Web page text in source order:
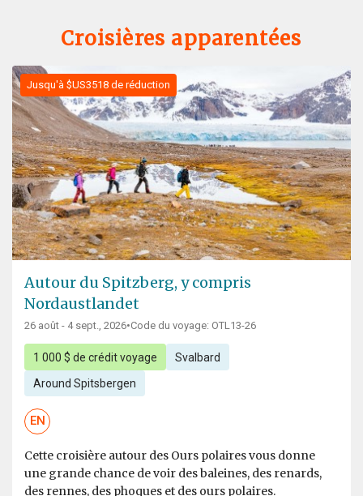
Croisières apparentées
Jusqu'à $US3518 de réduction
Autour du Spitzberg, y compris
Nordaustlandet
26 août - 4 sept., 2026•Code du voyage: OTL13-26
1 000 $ de crédit voyage Svalbard
Around Spitsbergen
EN
Cette croisière autour des Ours polaires vous donne
une grande chance de voir des baleines, des renards,
des rennes, des phoques et des ours polaires.